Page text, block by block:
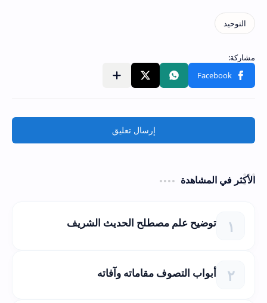
إرسال تعليق
الأكثر في المشاهدة
توضيح علم مصطلح الحديث الشريف
أبواب التصوف مقاماته وآفاته